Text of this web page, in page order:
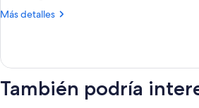
size
cama
(King
Más detalles
Más
familiar,
cama
También podría